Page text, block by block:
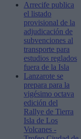
Arrecife publica
el listado
provisional de la
adjudicación de
subvenciones al
transporte para
estudios reglados
fuera de la Isla
Lanzarote se
prepara para la
vigésimo octava
edición del
Rallye de Tierra
Isla de Los
Volcanes -